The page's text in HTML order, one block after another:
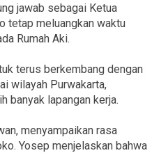
jawab sebagai Ketua
tetap meluangkan waktu
Rumah Aki.
terus berkembang dengan
wilayah Purwakarta,
banyak lapangan kerja.
menyampaikan rasa
Yosep menjelaskan bahwa